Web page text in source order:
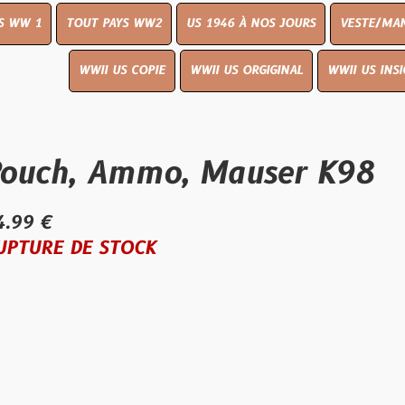
PAYS WW2 US 1946 À NOS JOURS VESTE/MANTEAU
US COPIE WWII US ORGIGINAL WWII US INSIGNES
Ammo, Mauser K98
STOCK